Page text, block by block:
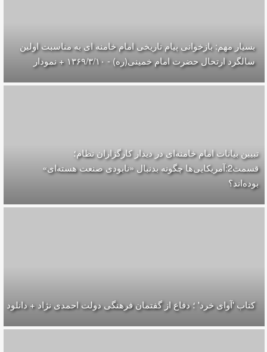
بسیار مهم: بازخوانی پیام تاریخی امام خامنه ای به مناسبت اولین
سالگرد ارتحال حضرت امام خمینی(ره) - ۱۳۶۹/۳/۱۰ + نمودار
تبیین بیانات امام خامنه‌ای در دیدار کارگزاران نظام؛
قسمت2:آمریکایی‌ها چگونه بدنبال «نابودی صنعت هسته‌ای»
بوده‌اند؟
کتاب 'آوای خرد' ؛ دفاع از گفتمان فرهنگی دولت احمدی نژاد + دانلود